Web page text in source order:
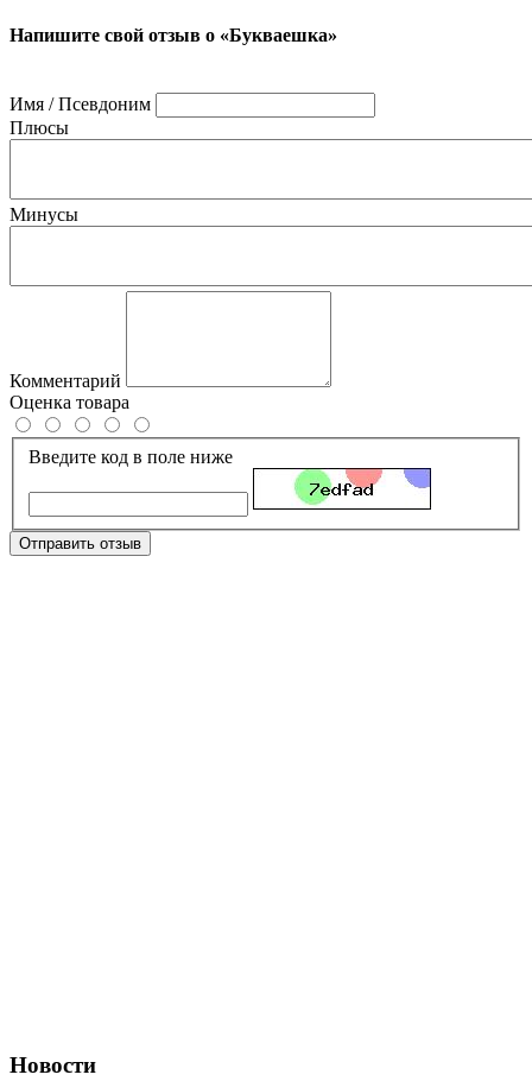
Напишите свой отзыв о «Букваешка»
Имя / Псевдоним
Плюсы
Минусы
Комментарий
Оценка товара
Введите код в поле ниже
Отправить отзыв
Новости